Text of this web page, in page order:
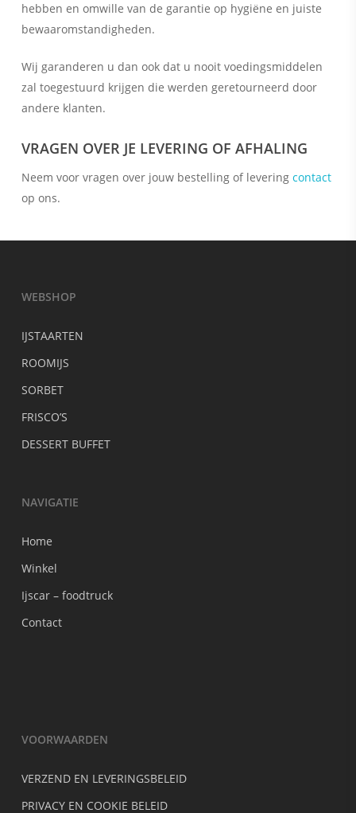
hebben en omwille van de garantie op hygiëne en juiste
bewaaromstandigheden.
Wij garanderen u dan ook dat u nooit voedingsmiddelen
zal toegestuurd krijgen die werden geretourneerd door
andere klanten.
VRAGEN OVER JE LEVERING OF AFHALING
Neem voor vragen over jouw bestelling of levering contact
op ons.
WEBSHOP
IJSTAARTEN
ROOMIJS
SORBET
FRISCO’S
DESSERT BUFFET
NAVIGATIE
Home
Winkel
Ijscar – foodtruck
Contact
VOORWAARDEN
VERZEND EN LEVERINGSBELEID
PRIVACY EN COOKIE BELEID